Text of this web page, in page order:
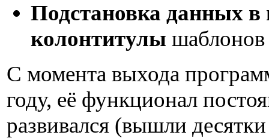
Подстановка данных в
колонтитулы
С момента выхода
году, её функционал
развивался (вышли